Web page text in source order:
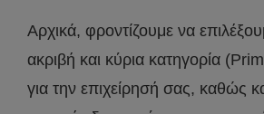
Αρχικά, φροντίζουμε να
ακριβή και κύρια κατηγορία
για την επιχείρησή σας, καθώς